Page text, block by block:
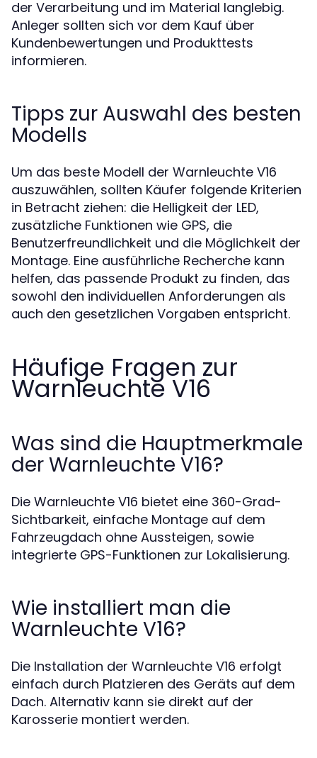
der Verarbeitung und im Material langlebig.
Anleger sollten sich vor dem Kauf über
Kundenbewertungen und Produkttests
informieren.
Tipps zur Auswahl des besten
Modells
Um das beste Modell der Warnleuchte V16
auszuwählen, sollten Käufer folgende Kriterien
in Betracht ziehen: die Helligkeit der LED,
zusätzliche Funktionen wie GPS, die
Benutzerfreundlichkeit und die Möglichkeit der
Montage. Eine ausführliche Recherche kann
helfen, das passende Produkt zu finden, das
sowohl den individuellen Anforderungen als
auch den gesetzlichen Vorgaben entspricht.
Häufige Fragen zur
Warnleuchte V16
Was sind die Hauptmerkmale
der Warnleuchte V16?
Die Warnleuchte V16 bietet eine 360-Grad-
Sichtbarkeit, einfache Montage auf dem
Fahrzeugdach ohne Aussteigen, sowie
integrierte GPS-Funktionen zur Lokalisierung.
Wie installiert man die
Warnleuchte V16?
Die Installation der Warnleuchte V16 erfolgt
einfach durch Platzieren des Geräts auf dem
Dach. Alternativ kann sie direkt auf der
Karosserie montiert werden.